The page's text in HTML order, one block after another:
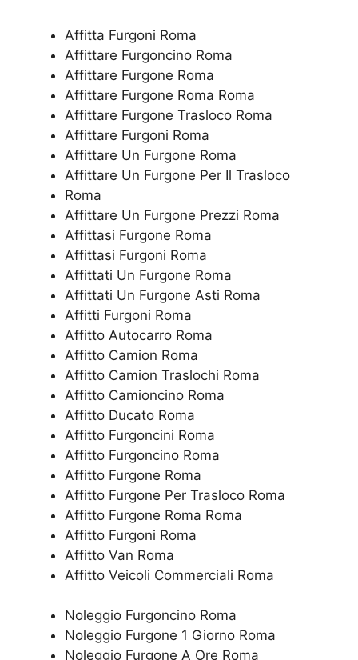
Affitta Furgoni Roma
Affittare Furgoncino Roma
Affittare Furgone Roma
Affittare Furgone Roma Roma
Affittare Furgone Trasloco Roma
Affittare Furgoni Roma
Affittare Un Furgone Roma
Affittare Un Furgone Per Il Trasloco
Roma
Affittare Un Furgone Prezzi Roma
Affittasi Furgone Roma
Affittasi Furgoni Roma
Affittati Un Furgone Roma
Affittati Un Furgone Asti Roma
Affitti Furgoni Roma
Affitto Autocarro Roma
Affitto Camion Roma
Affitto Camion Traslochi Roma
Affitto Camioncino Roma
Affitto Ducato Roma
Affitto Furgoncini Roma
Affitto Furgoncino Roma
Affitto Furgone Roma
Affitto Furgone Per Trasloco Roma
Affitto Furgone Roma Roma
Affitto Furgoni Roma
Affitto Van Roma
Affitto Veicoli Commerciali Roma
Noleggio Furgoncino Roma
Noleggio Furgone 1 Giorno Roma
Noleggio Furgone A Ore Roma